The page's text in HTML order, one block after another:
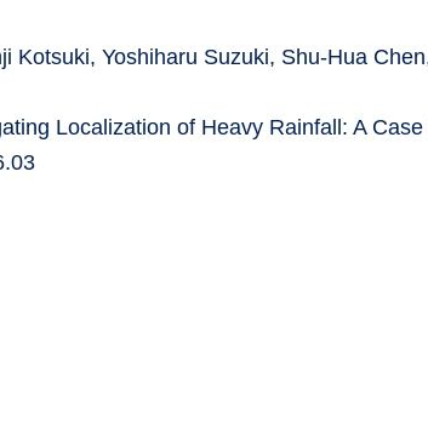
Kotsuki, Yoshiharu Suzuki, Shu-Hua
Localization of Heavy Rainfall: A